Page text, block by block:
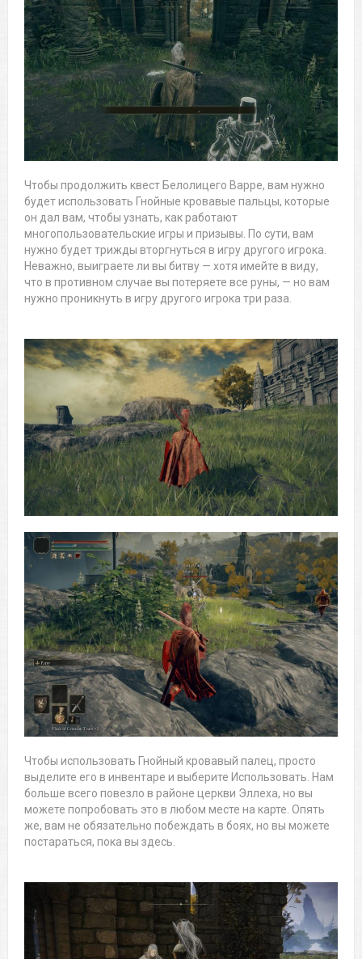
Чтобы продолжить квест Белолицего Варре, вам нужно
будет использовать Гнойные кровавые пальцы, которые
он дал вам, чтобы узнать, как работают
многопользовательские игры и призывы. По сути, вам
нужно будет трижды вторгнуться в игру другого игрока.
Неважно, выиграете ли вы битву — хотя имейте в виду,
что в противном случае вы потеряете все руны, — но вам
нужно проникнуть в игру другого игрока три раза.
Чтобы использовать Гнойный кровавый палец, просто
выделите его в инвентаре и выберите Использовать. Нам
больше всего повезло в районе церкви Эллеха, но вы
можете попробовать это в любом месте на карте. Опять
же, вам не обязательно побеждать в боях, но вы можете
постараться, пока вы здесь.